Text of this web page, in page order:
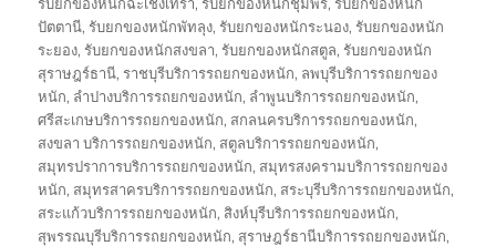
ปัตตานี,รับยกของหนักพัทลุง,รับยกของหนักระนอง,รับยกของหนัก
ระยอง,รับยกของหนักสงขลา,รับยกของหนักสตูล,รับยกของหนัก
สุราษฎร์ธานี,ราชบุรีบริการรถยกของหนัก, ลพบุรีบริการรถยกของ
หนัก, ลำปางบริการรถยกของหนัก, ลำพูนบริการรถยกของหนัก,
ศรีสะเกษบริการรถยกของหนัก, สกลนครบริการรถยกของหนัก,
สงขลา บริการรถยกของหนัก, สตูลบริการรถยกของหนัก,
สมุทรปราการบริการรถยกของหนัก, สมุทรสงครามบริการรถยกของ
หนัก, สมุทรสาครบริการรถยกของหนัก, สระบุรีบริการรถยกของหนัก,
สระแก้วบริการรถยกของหนัก, สิงห์บุรีบริการรถยกของหนัก,
สุพรรณบุรีบริการรถยกของหนัก, สุราษฎร์ธานีบริการรถยกของหนัก,